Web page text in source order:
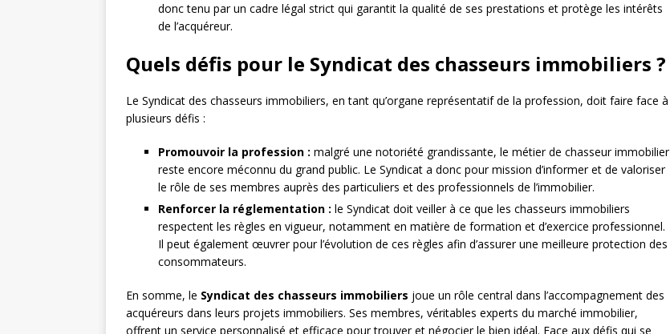
donc tenu par un cadre légal strict qui garantit la qualité de ses prestations et protège les intérêts
de l’acquéreur.
Quels défis pour le Syndicat des chasseurs immobiliers ?
Le Syndicat des chasseurs immobiliers, en tant qu’organe représentatif de la profession, doit faire face à
plusieurs défis :
Promouvoir la profession : malgré une notoriété grandissante, le métier de chasseur immobilier
reste encore méconnu du grand public. Le Syndicat a donc pour mission d’informer et de valoriser
le rôle de ses membres auprès des particuliers et des professionnels de l’immobilier.
Renforcer la réglementation : le Syndicat doit veiller à ce que les chasseurs immobiliers
respectent les règles en vigueur, notamment en matière de formation et d’exercice professionnel.
Il peut également œuvrer pour l’évolution de ces règles afin d’assurer une meilleure protection des
consommateurs.
En somme, le Syndicat des chasseurs immobiliers joue un rôle central dans l’accompagnement des
acquéreurs dans leurs projets immobiliers. Ses membres, véritables experts du marché immobilier,
offrent un service personnalisé et efficace pour trouver et négocier le bien idéal. Face aux défis qui se